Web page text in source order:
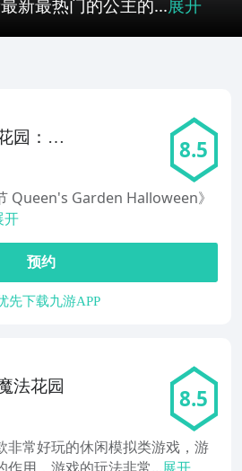
新最热门的公主的...展开
园：万
8.5
Queen's Garden Halloween》
开
预约
先下载九游APP
法花园 8.5
非常好玩的休闲模拟类游戏，游